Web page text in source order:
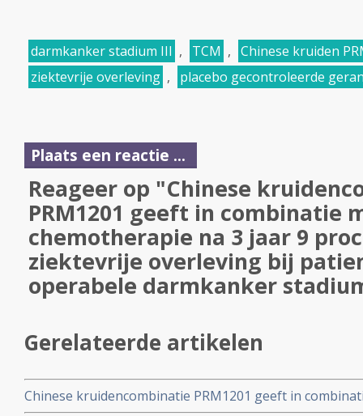
darmkanker stadium III , TCM , Chinese kruiden
ziektevrije overleving , placebo gecontroleerde
Plaats een reactie ...
Reageer op "Chinese
PRM1201 geeft in combinatie
chemotherapie na 3 jaar 9
ziektevrije overleving bij
operabele darmkanker
Gerelateerde artikelen
Chinese kruidencombinatie PRM1201 geeft in